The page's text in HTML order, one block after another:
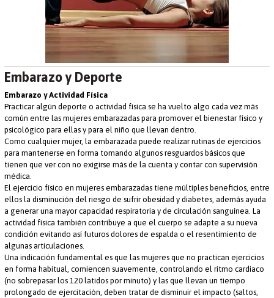
Embarazo y Deporte
Embarazo y Actividad Física
Practicar algún deporte o actividad física se ha vuelto algo cada vez más
común entre las mujeres embarazadas para promover el bienestar físico y
psicológico para ellas y para el niño que llevan dentro.
Como cualquier mujer, la embarazada puede realizar rutinas de ejercicios
para mantenerse en forma tomando algunos resguardos básicos que
tienen que ver con no exigirse más de la cuenta y contar con supervisión
médica.
El ejercicio físico en mujeres embarazadas tiene múltiples beneficios, entre
ellos la disminución del riesgo de sufrir obesidad y diabetes, además ayuda
a generar una mayor capacidad respiratoria y de circulación sanguínea. La
actividad física también contribuye a que el cuerpo se adapte a su nueva
condición evitando así futuros dolores de espalda o el resentimiento de
algunas articulaciones.
Una indicación fundamental es que las mujeres que no practican ejercicios
en forma habitual, comiencen suavemente, controlando el ritmo cardiaco
(no sobrepasar los 120 latidos por minuto) y las que llevan un tiempo
prolongado de ejercitación, deben tratar de disminuir el impacto (saltos,